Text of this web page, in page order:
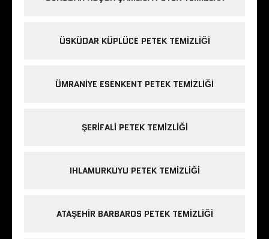
ÜSKÜDAR KÜPLÜCE PETEK TEMIZLIĞI
ÜMRANIYE ESENKENT PETEK TEMIZLIĞI
ŞERIFALI PETEK TEMIZLIĞI
IHLAMURKUYU PETEK TEMIZLIĞI
ATAŞEHIR BARBAROS PETEK TEMIZLIĞI